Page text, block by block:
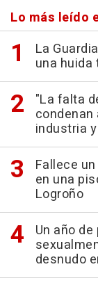
Lo más leído
La
una huida
"La falta
condenan
industria
Fallece
en una
Logroño
Un año
desnudo